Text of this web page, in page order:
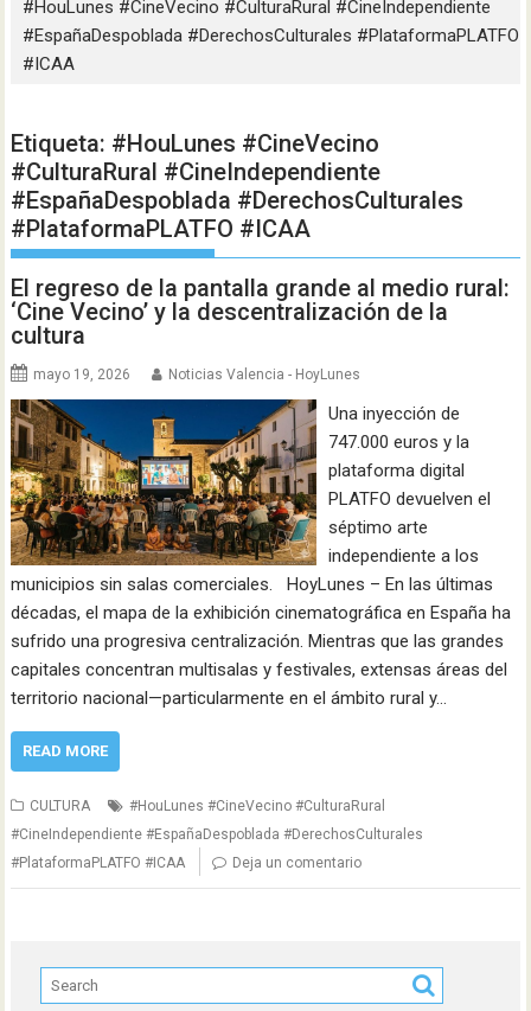
#HouLunes #CineVecino #CulturaRural #CineIndependiente
#EspañaDespoblada #DerechosCulturales #PlataformaPLATFO
#ICAA
Etiqueta: #HouLunes #CineVecino
#CulturaRural #CineIndependiente
#EspañaDespoblada #DerechosCulturales
#PlataformaPLATFO #ICAA
El regreso de la pantalla grande al medio rural:
‘Cine Vecino’ y la descentralización de la
cultura
mayo 19, 2026 Noticias Valencia - HoyLunes
Una inyección de
747.000 euros y la
plataforma digital
PLATFO devuelven el
séptimo arte
independiente a los
municipios sin salas comerciales. HoyLunes – En las últimas
décadas, el mapa de la exhibición cinematográfica en España ha
sufrido una progresiva centralización. Mientras que las grandes
capitales concentran multisalas y festivales, extensas áreas del
territorio nacional—particularmente en el ámbito rural y…
READ MORE
CULTURA
#HouLunes #CineVecino #CulturaRural
#CineIndependiente #EspañaDespoblada #DerechosCulturales
#PlataformaPLATFO #ICAA
Deja un comentario